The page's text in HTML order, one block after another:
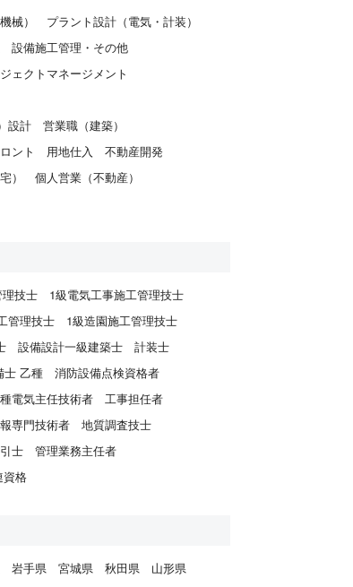
械）
プラント設計（電気・計装）
設備施工管理・その他
ェクトマネージメント
設計
営業職（建築）
ント 用地仕入
不動産開発
）
個人営業（不動産）
技士
1級電気工事施工管理技士
管理技士
1級造園施工管理技士
設備設計一級建築士
計装士
士 乙種
消防設備点検資格者
電気主任技術者
工事担任者
専門技術者
地質調査技士
士
管理業務主任者
資格
岩手県 宮城県 秋田県
山形県